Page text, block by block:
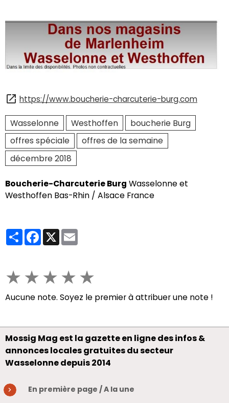
https://www.boucherie-charcuterie-burg.com
Wasselonne Westhoffen
boucherie Burg
offres spéciale
offres de la semaine
décembre 2018
Boucherie-Charcuterie Burg Wasselonne et
Westhoffen Bas-Rhin / Alsace France
PartagerFacebook
X
★★★★★
Aucune note. Soyez le premier à attribuer une note !
Mossig Mag est la gazette en ligne des infos &
annonces locales gratuites du secteur
Wasselonne depuis 2014
En première page / A la une